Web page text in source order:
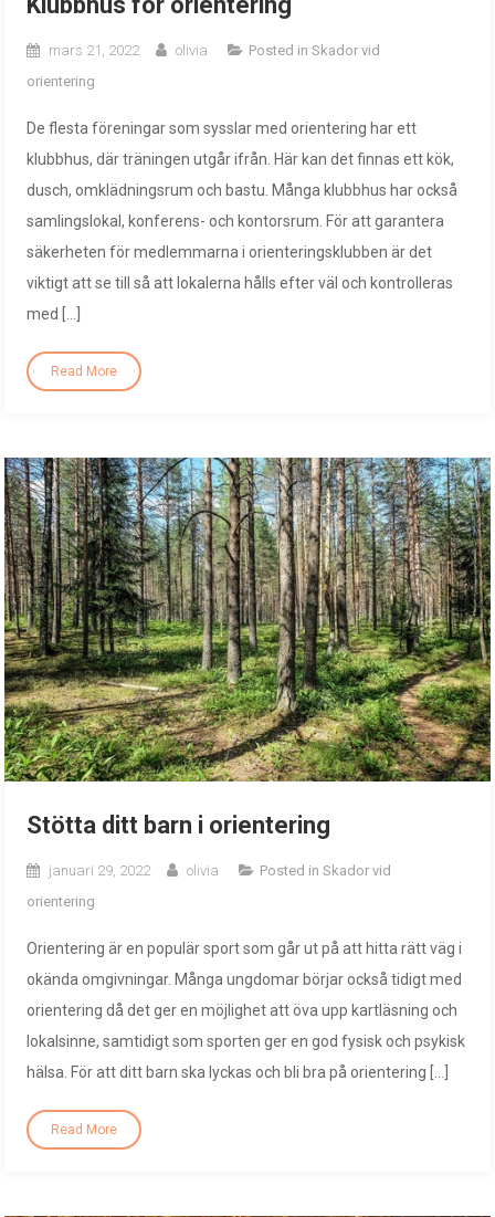
mars 21, 2022 olivia Posted inSkador vid
orientering
De flesta föreningar som sysslar med orientering har ett
klubbhus, där träningen utgår ifrån. Här kan det finnas ett kök,
dusch, omklädningsrum och bastu. Många klubbhus har också
samlingslokal, konferens- och kontorsrum. För att garantera
säkerheten för medlemmarna i orienteringsklubben är det
viktigt att se till så att lokalerna hålls efter väl och kontrolleras
med […]
Read More
Stötta ditt barn i orientering
januari 29, 2022 olivia Posted inSkador vid
orientering
Orientering är en populär sport som går ut på att hitta rätt väg i
okända omgivningar. Många ungdomar börjar också tidigt med
orientering då det ger en möjlighet att öva upp kartläsning och
lokalsinne, samtidigt som sporten ger en god fysisk och psykisk
hälsa. För att ditt barn ska lyckas och bli bra på orientering […]
Read More